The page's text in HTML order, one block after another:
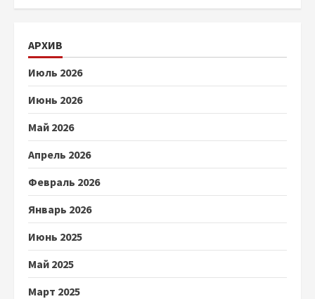
АРХИВ
Июль 2026
Июнь 2026
Май 2026
Апрель 2026
Февраль 2026
Январь 2026
Июнь 2025
Май 2025
Март 2025